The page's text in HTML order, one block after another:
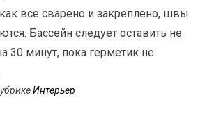
все сварено и закреплено, швы
Бассейн следует оставить не
30 минут, пока герметик не
Интерьер